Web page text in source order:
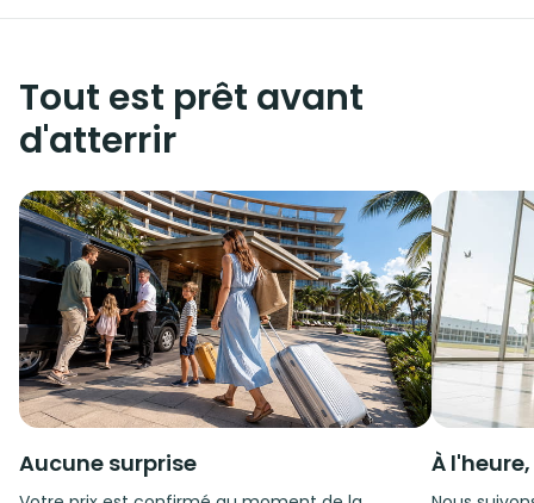
Tout est prêt avant
d'atterrir
Aucune surprise À